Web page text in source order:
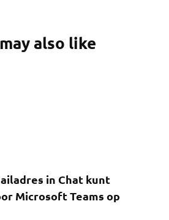
also like
in Chat kunt
Microsoft Teams op